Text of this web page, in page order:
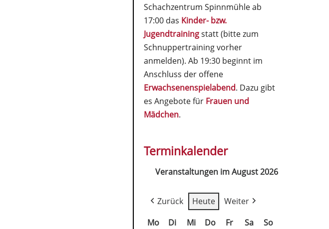
Schachzentrum Spinnmühle ab
17:00 das Kinder- bzw.
Jugendtrainingstatt (bitte zum
Schnuppertraining vorher
anmelden). Ab 19:30 beginnt im
Anschluss der offene
Erwachsenenspielabend. Dazu gibt
es Angebote für Frauen und
Mädchen.
Terminkalender
Veranstaltungen im August 2026
Zurück Heute
Weiter
Mo
Di Mi Do Fr Sa So